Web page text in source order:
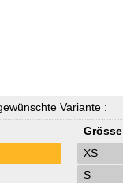
Variante :
Grösse
XS
S